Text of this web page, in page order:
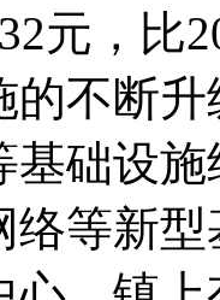
元，比
的不断
基础设
络等新